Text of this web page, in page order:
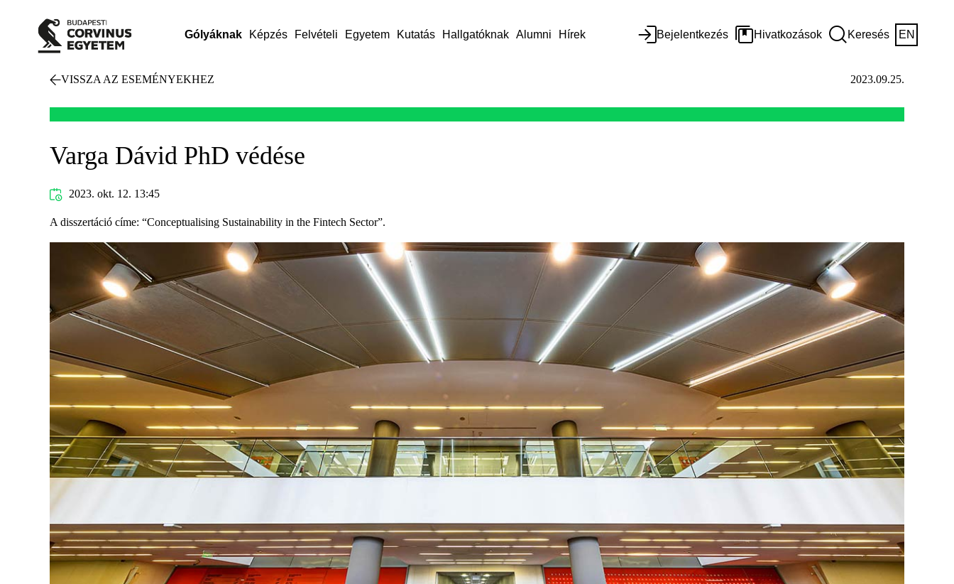
Gólyáknak Képzés Felvételi Egyetem Kutatás Hallgatóknak Alumni Hírek Bejelentkezés Hivatkozások Keresés EN
VISSZA AZ ESEMÉNYEKHEZ 2023.09.25.
Varga Dávid PhD védése
2023. okt. 12. 13:45
A disszertáció címe: “Conceptualising Sustainability in the Fintech Sector”.